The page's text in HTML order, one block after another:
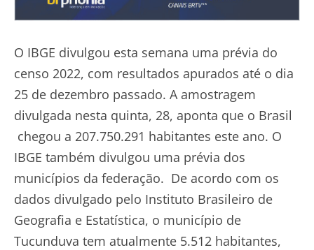
O IBGE divulgou esta semana uma prévia do
censo 2022, com resultados apurados até o dia
25 de dezembro passado. A amostragem
divulgada nesta quinta, 28, aponta que o Brasil
chegou a 207.750.291 habitantes este ano. O
IBGE também divulgou uma prévia dos
municípios da federação. De acordo com os
dados divulgado pelo Instituto Brasileiro de
Geografia e Estatística, o município de
Tucunduva tem atualmente 5.512 habitantes,